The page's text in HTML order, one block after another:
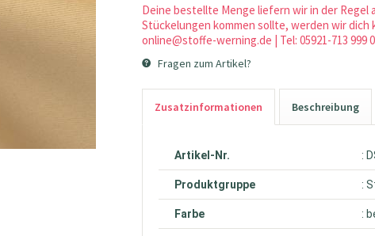
Deine bestellte Menge liefern wir in der Regel
Stückelungen kommen sollte, werden wir dich
online@stoffe-werning.de | Tel: 05921-713 999 0
Fragen zum Artikel?
Zusatzinformationen Beschreibung
Artikel-Nr. :
Produktgruppe :
Farbe :